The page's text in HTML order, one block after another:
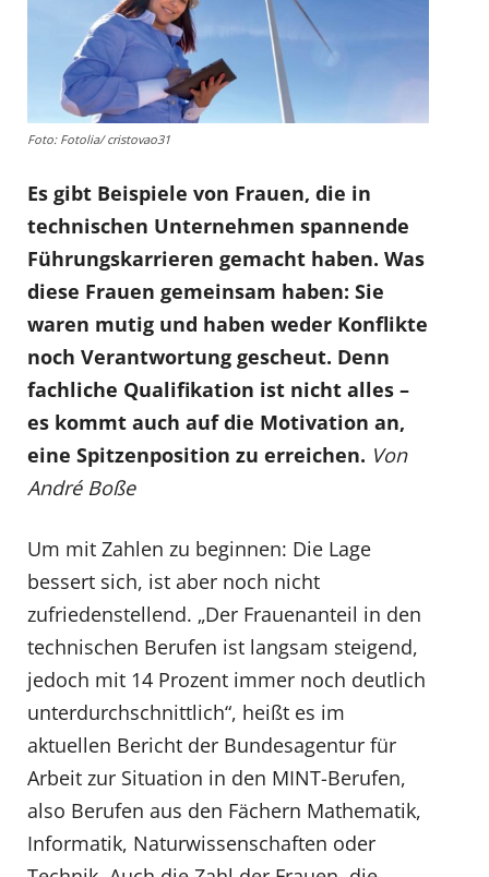
Foto: Fotolia/ cristovao31
Es gibt Beispiele von Frauen, die in
technischen Unternehmen spannende
Führungskarrieren gemacht haben. Was
diese Frauen gemeinsam haben: Sie
waren mutig und haben weder Konflikte
noch Verantwortung gescheut. Denn
fachliche Qualifikation ist nicht alles –
es kommt auch auf die Motivation an,
eine Spitzenposition zu erreichen. Von
André Boße
Um mit Zahlen zu beginnen: Die Lage
bessert sich, ist aber noch nicht
zufriedenstellend. „Der Frauenanteil in den
technischen Berufen ist langsam steigend,
jedoch mit 14 Prozent immer noch deutlich
unterdurchschnittlich“, heißt es im
aktuellen Bericht der Bundesagentur für
Arbeit zur Situation in den MINT-Berufen,
also Berufen aus den Fächern Mathematik,
Informatik, Naturwissenschaften oder